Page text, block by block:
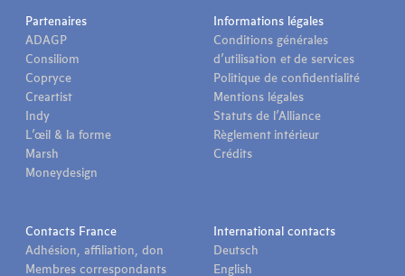
Partenaires
ADAGP
Consiliom
Copryce
Creartist
Indy
L’œil & la forme
Marsh
Moneydesign
Informations légales
Conditions générales
d’utilisation et de services
Politique de confidentialité
Mentions légales
Statuts de l’Alliance
Règlement intérieur
Crédits
Contacts France
Adhésion, affiliation, don
Membres correspondants
International contacts
Deutsch
English